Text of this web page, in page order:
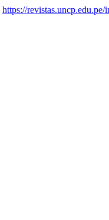
https://